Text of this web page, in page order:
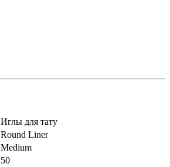
Иглы для тату
Round Liner
Medium
50